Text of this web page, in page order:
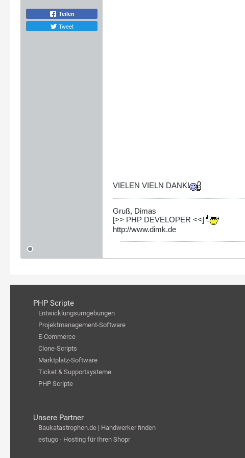
Teilen
Tweet
VIELEN VIELN DANK!
Gruß, Dimas
[>> PHP DEVELOPER <<]
http://www.dimk.de
PHP Scripte
Entwicklungsumgebungen
Projektmanagement-Software
E-Commerce
Clone-Scripts
Marktplatz-Software
Ticket & Supportsysteme
PHP Scripte
Unsere Partner
Baukatastrophen.de | Handwerker finden
estugo - Hosting für Ihren Shopr